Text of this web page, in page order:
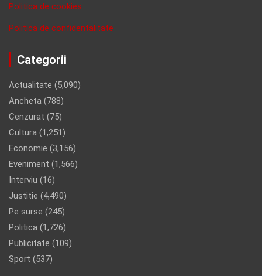
Politica de cookies
Politica de confidentalitate
Categorii
Actualitate (5,090)
Ancheta (788)
Cenzurat (75)
Cultura (1,251)
Economie (3,156)
Eveniment (1,566)
Interviu (16)
Justitie (4,490)
Pe surse (245)
Politica (1,726)
Publicitate (109)
Sport (537)